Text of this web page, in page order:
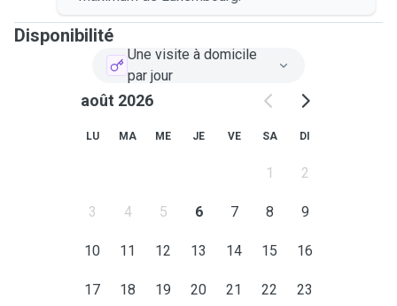
Disponibilité
Une visite à domicile
par jour
août 2026
LU MA ME JE VE SA DI
1 2
3 4 5 6 7 8 9
10 11 12 13 14 15 16
17 18 19 20 21 22 23